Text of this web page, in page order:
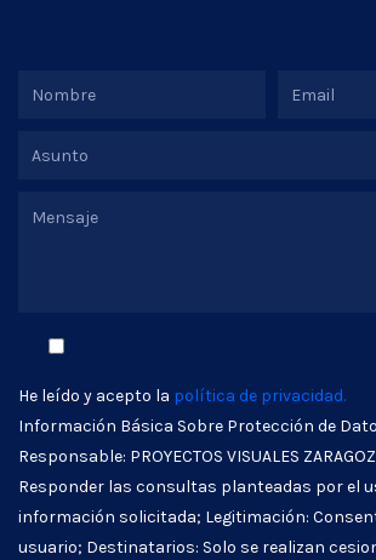
He leído y acepto la política de privacidad.
Información Básica Sobre Protección de
Responsable: PROYECTOS VISUALES
Responder las consultas planteadas por el
información solicitada; Legitimación:
usuario; Destinatarios: Solo se realizan